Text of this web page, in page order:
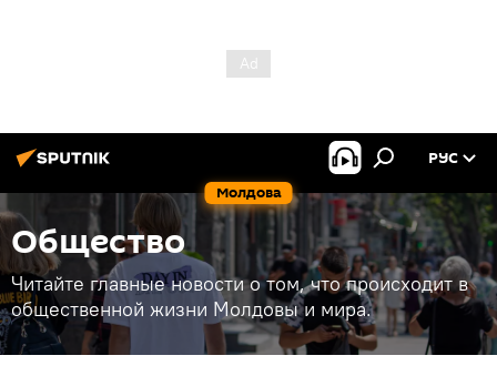
Молдова
РУС
Общество
Читайте главные новости о том, что происходит в
общественной жизни Молдовы и мира.